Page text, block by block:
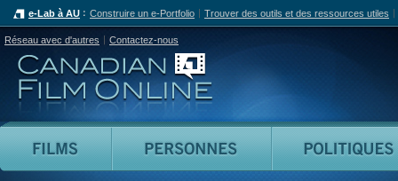
e-Lab à AU Construire un e-Portfolio Trouver des outils et des ressources utiles
Réseau avec d'autres Contactez-nous
Canadian Film Online
Films Personnes